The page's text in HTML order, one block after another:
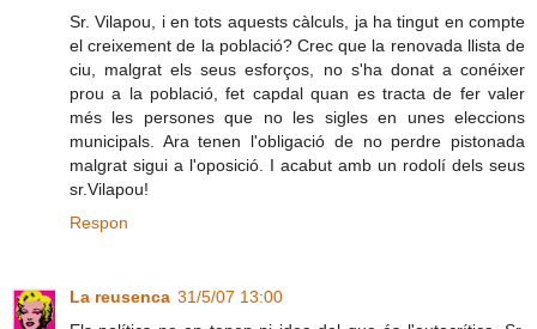
Sr. Vilapou, i en tots aquests càlculs, ja ha tingut en compte
el creixement de la població? Crec que la renovada llista de
ciu, malgrat els seus esforços, no s'ha donat a conéixer
prou a la població, fet capdal quan es tracta de fer valer
més les persones que no les sigles en unes eleccions
municipals. Ara tenen l'obligació de no perdre pistonada
malgrat sigui a l'oposició. I acabut amb un rodolí dels seus
sr.Vilapou!
Respon
La reusenca 31/5/07 13:00